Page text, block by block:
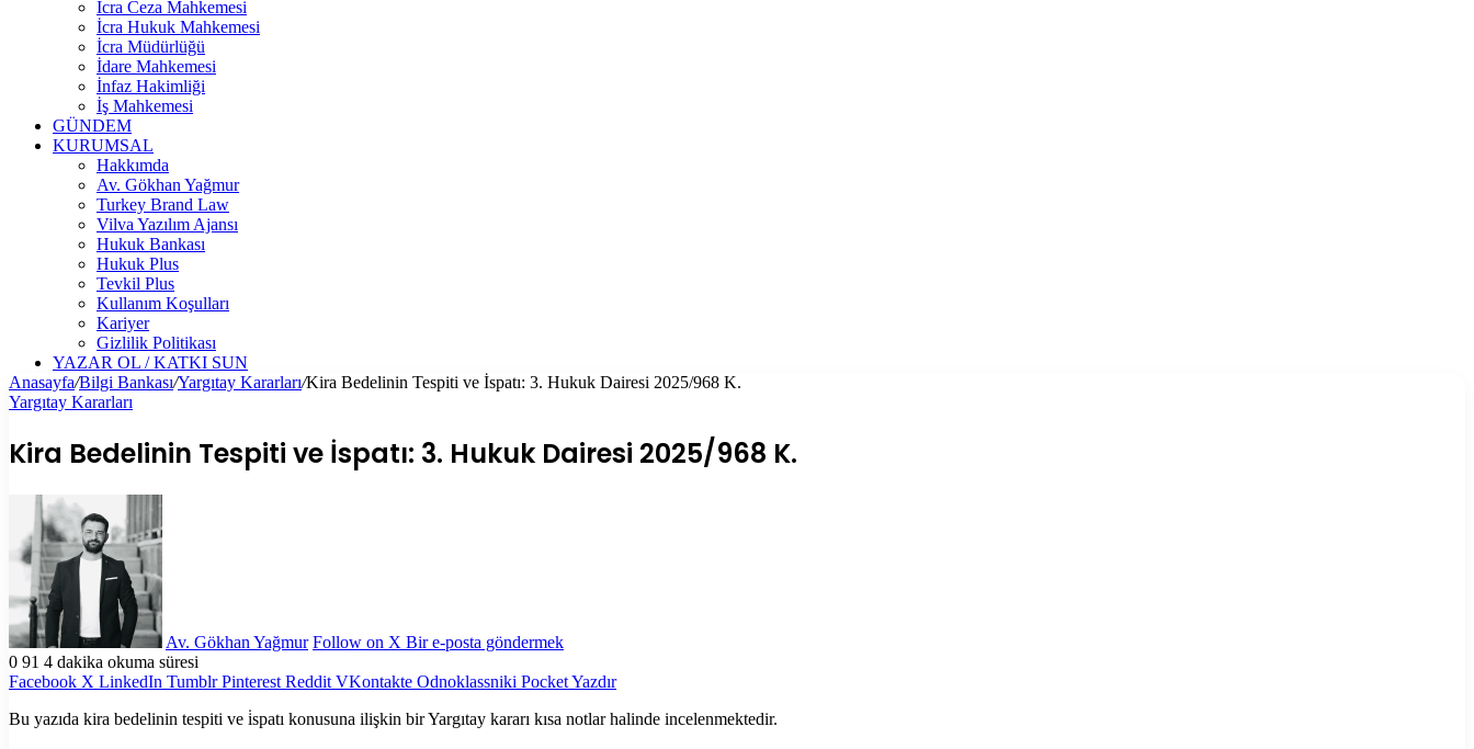
İcra Ceza Mahkemesi
İcra Hukuk Mahkemesi
İcra Müdürlüğü
İdare Mahkemesi
İnfaz Hakimliği
İş Mahkemesi
GÜNDEM
KURUMSAL
Hakkımda
Av. Gökhan Yağmur
Turkey Brand Law
Vilva Yazılım Ajansı
Hukuk Bankası
Hukuk Plus
Tevkil Plus
Kullanım Koşulları
Kariyer
Gizlilik Politikası
YAZAR OL / KATKI SUN
Anasayfa/Bilgi Bankası/Yargıtay Kararları/Kira Bedelinin Tespiti ve İspatı: 3. Hukuk Dairesi 2025/968 K.
Yargıtay Kararları
Kira Bedelinin Tespiti ve İspatı: 3. Hukuk Dairesi 2025/968 K.
Av. Gökhan Yağmur Follow on X Bir e-posta göndermek
0 91 4 dakika okuma süresi
Facebook X LinkedIn Tumblr Pinterest Reddit VKontakte Odnoklassniki PocketYazdır
Bu yazıda kira bedelinin tespiti ve i̇spatı konusuna ilişkin bir Yargıtay kararı kısa notlar halinde incelenmektedir.